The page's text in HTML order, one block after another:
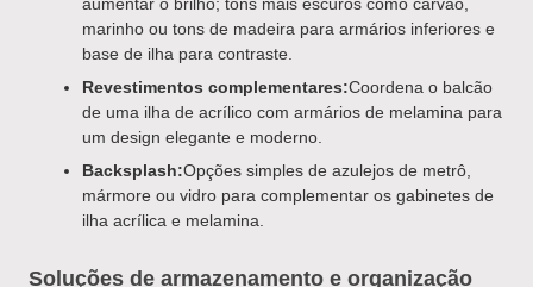
marinho ou tons de madeira para armários inferiores e
base de ilha para contraste.
Revestimentos complementares:Coordena o balcão
de uma ilha de acrílico com armários de melamina para
um design elegante e moderno.
Backsplash:Opções simples de azulejos de metrô,
mármore ou vidro para complementar os gabinetes de
ilha acrílica e melamina.
Soluções de armazenamento e organização